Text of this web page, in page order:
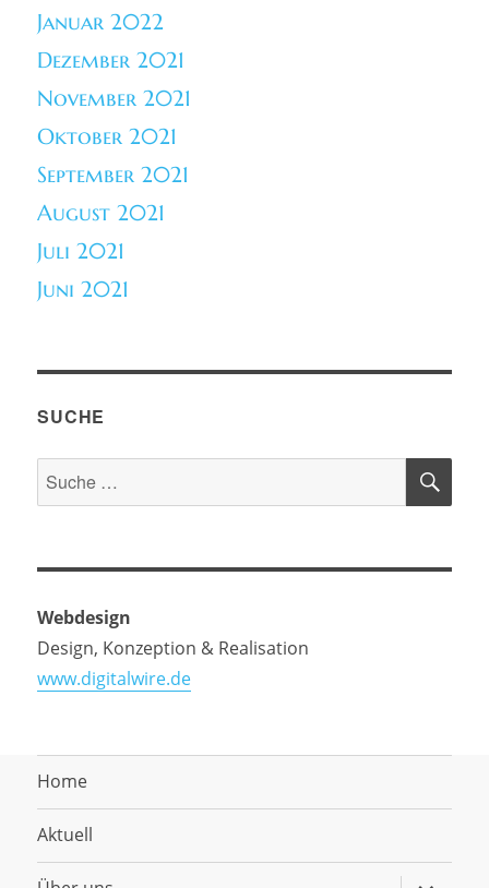
Januar 2022
Dezember 2021
November 2021
Oktober 2021
September 2021
August 2021
Juli 2021
Juni 2021
SUCHE
Suche
nach:
Webdesign
Design, Konzeption & Realisation
www.digitalwire.de
Home
Aktuell